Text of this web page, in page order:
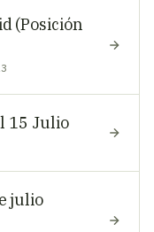
(Posición
15 Julio
julio